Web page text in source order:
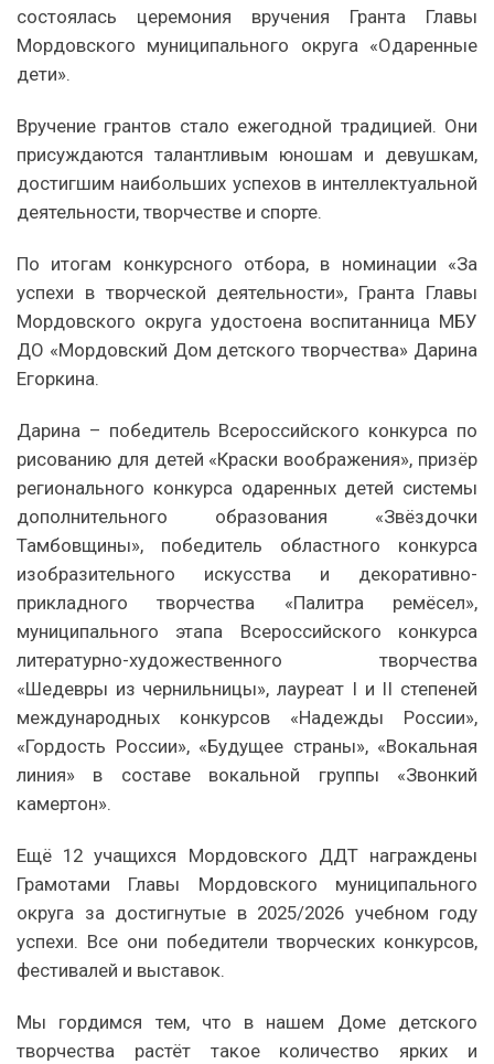
состоялась церемония вручения Гранта Главы
Мордовского муниципального округа «Одаренные
дети».
Вручение грантов стало ежегодной традицией. Они
присуждаются талантливым юношам и девушкам,
достигшим наибольших успехов в интеллектуальной
деятельности, творчестве и спорте.
По итогам конкурсного отбора, в номинации «За
успехи в творческой деятельности», Гранта Главы
Мордовского округа удостоена воспитанница МБУ
ДО «Мордовский Дом детского творчества» Дарина
Егоркина.
Дарина – победитель Всероссийского конкурса по
рисованию для детей «Краски воображения», призёр
регионального конкурса одаренных детей системы
дополнительного образования «Звёздочки
Тамбовщины», победитель областного конкурса
изобразительного искусства и декоративно-
прикладного творчества «Палитра ремёсел»,
муниципального этапа Всероссийского конкурса
литературно-художественного творчества
«Шедевры из чернильницы», лауреат I и II степеней
международных конкурсов «Надежды России»,
«Гордость России», «Будущее страны», «Вокальная
линия» в составе вокальной группы «Звонкий
камертон».
Ещё 12 учащихся Мордовского ДДТ награждены
Грамотами Главы Мордовского муниципального
округа за достигнутые в 2025/2026 учебном году
успехи. Все они победители творческих конкурсов,
фестивалей и выставок.
Мы гордимся тем, что в нашем Доме детского
творчества растёт такое количество ярких и